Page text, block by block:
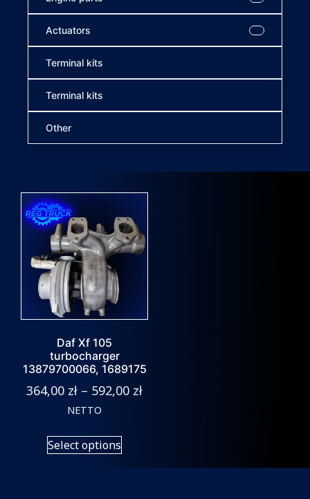
Actuators
Terminal kits
Terminal kits
Other
Daf Xf 105
turbocharger
13879700066, 1689175
364,00 zł – 592,00 zł
NETTO
Select options